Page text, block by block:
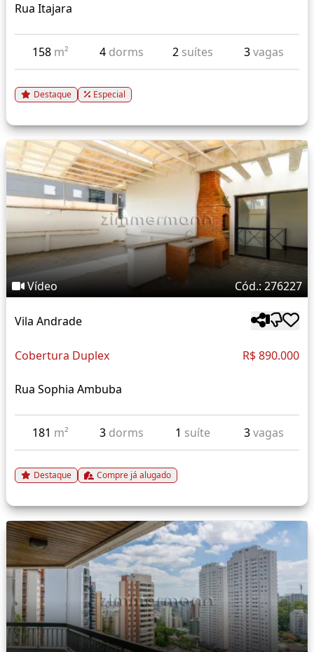
Rua Itajara
158 m² 4 dorms 2 suítes 3vagas
Destaque Especial
Vídeo Cód.: 276227
Vila Andrade
Cobertura Duplex R$ 890.000
Rua Sophia Ambuba
181 m² 3 dorms 1 suíte 3vagas
Destaque Compre já alugado